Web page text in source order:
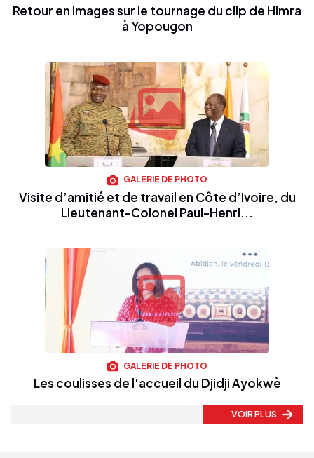
Retour en images sur le tournage du clip de Himra
à Yopougon
GALERIE DE PHOTO
Visite d’amitié et de travail en Côte d’Ivoire, du
Lieutenant-Colonel Paul-Henri...
GALERIE DE PHOTO
Les coulisses de l'accueil du Djidji Ayokwè
VOIR PLUS